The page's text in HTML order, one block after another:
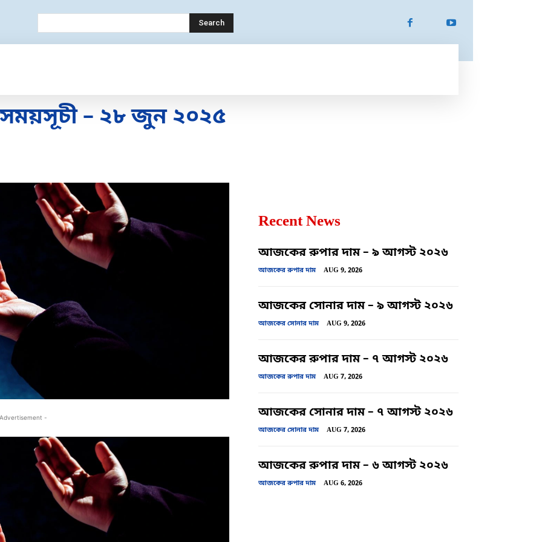
Search
– ২৮ জুন ২০২৫
-
Recent News
আজকের রুপার দাম – ৯ আগস্ট ২০২৬
আজকের রুপার দাম AUG 9, 2026
আজকের সোনার দাম – ৯ আগস্ট ২০২৬
আজকের সোনার দাম AUG 9, 2026
আজকের রুপার দাম – ৭ আগস্ট ২০২৬
আজকের রুপার দাম AUG 7, 2026
আজকের সোনার দাম – ৭ আগস্ট ২০২৬
আজকের সোনার দাম AUG 7, 2026
আজকের রুপার দাম – ৬ আগস্ট ২০২৬
আজকের রুপার দাম AUG 6, 2026